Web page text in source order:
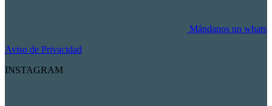
Mándanos un whats
Aviso de Privacidad
INSTAGRAM